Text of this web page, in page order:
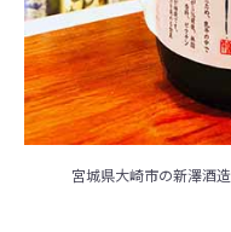
宮城県大崎市の新澤酒